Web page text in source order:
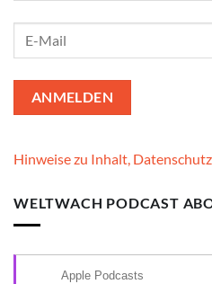
Hinweise zu Inhalt,
WELTWACH PODCAST
Apple Podcasts